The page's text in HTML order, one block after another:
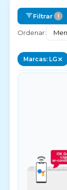
Filtrar 1
Ordenar:
Marcas: LG